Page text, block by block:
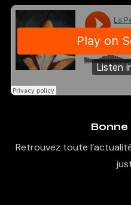
Bonne
Retrouvez toute